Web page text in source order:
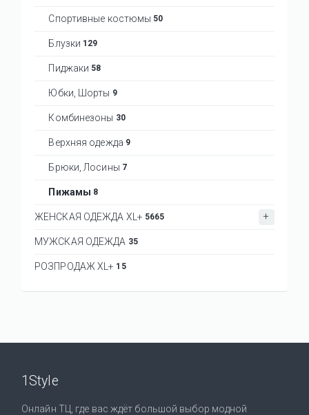
Спортивные костюмы 50
Блузки 129
Пиджаки 58
Юбки, Шорты 9
Комбинезоны 30
Верхняя одежда 9
Брюки, Лосины 7
Пижамы 8
ЖЕНСКАЯ ОДЕЖДА XL+ 5665
МУЖСКАЯ ОДЕЖДА 35
РОЗПРОДАЖ XL+ 15
1Style
Онлайн ТЦ, где вас ждёт большой выбор модной